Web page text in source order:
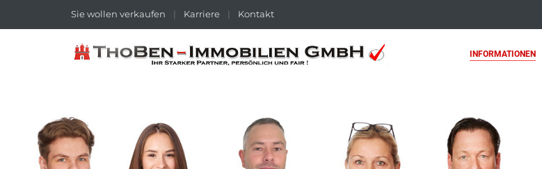
Sie wollen verkaufen | Karriere | Kontakt
INFORMATIONEN